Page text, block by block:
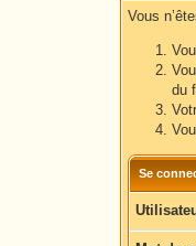
Vous
du
Se